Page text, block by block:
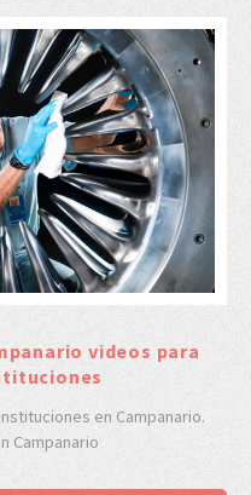
videos para
en Campanario.
Campanario